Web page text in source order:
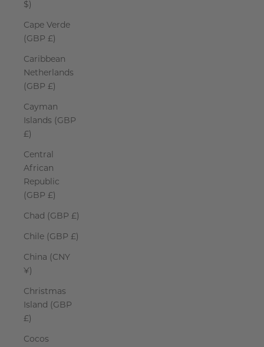
$)
Cape Verde
(GBP £)
Caribbean
Netherlands
(GBP £)
Cayman
Islands (GBP
£)
Central
African
Republic
(GBP £)
Chad (GBP £)
Chile (GBP £)
China (CNY
¥)
Christmas
Island (GBP
£)
Cocos